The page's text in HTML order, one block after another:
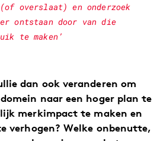
overslaat) en onderzoek
ontstaan door van die
te maken’
dan ook veranderen om
naar een hoger plan te
merkimpact te maken en
verhogen? Welke onbenutte,